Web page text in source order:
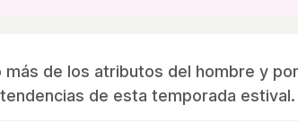
más de los atributos del hombre y
de esta temporada estival.